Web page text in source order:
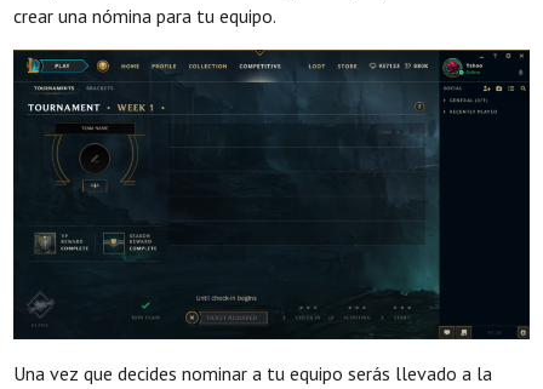
crear una nómina para tu equipo.
Una vez que decides nominar a tu equipo serás llevado a la